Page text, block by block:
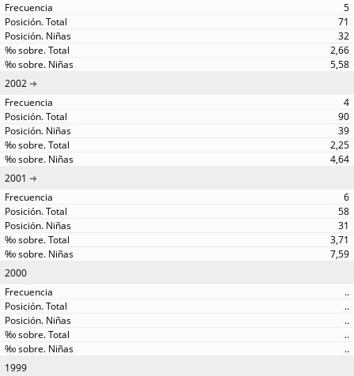
5
71
32
2,66
5,58
2002
4
90
39
2,25
4,64
2001
6
58
31
3,71
7,59
2000
..
..
..
..
..
1999